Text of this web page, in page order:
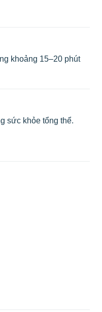
khoảng 15–20 phút
sức khỏe tổng thể.